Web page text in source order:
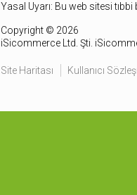
Yasal Uyarı: Bu web sitesi
Copyright © 2026
iSicommerce Ltd. Şti.
Site Haritası Kullanıcı